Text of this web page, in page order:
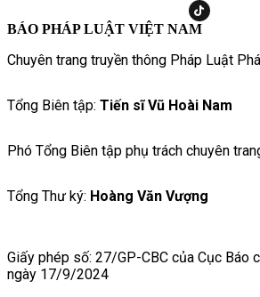
BÁO PHÁP LUẬT VIỆT NAM
Chuyên trang truyền thông Pháp Luật
Tổng Biên tập: Tiến sĩ Vũ Hoài Nam
Phó Tổng Biên tập phụ trách chuyên
Tổng Thư ký: Hoàng Văn Vượng
Giấy phép số: 27/GP-CBC của Cục Báo
ngày 17/9/2024